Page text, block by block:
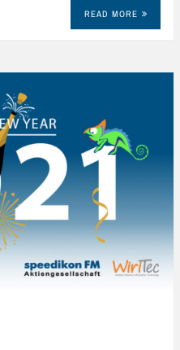
READ MORE